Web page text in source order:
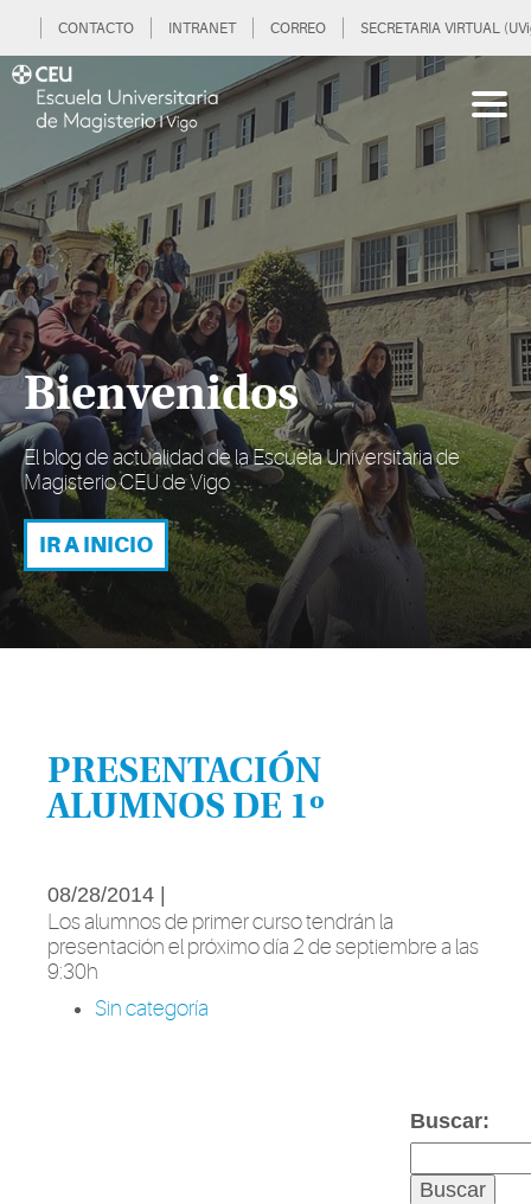
CONTACTO INTRANET CORREO SECRETARIA VIRTUAL
Bienvenidos
El blog de actualidad de la Escuela Universitaria de
Magisterio CEU de Vigo
IR A INICIO
PRESENTACIÓN
ALUMNOS DE 1º
08/28/2014 |
Los alumnos de primer curso tendrán la
presentación el próximo día 2 de septiembre a las
9:30h
Sin categoría
Buscar: